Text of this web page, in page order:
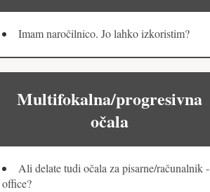
Imam naročilnico. Jo lahko izkoristim?
Multifokalna/progresivna
očala
Ali delate tudi očala za pisarne/računalnik -
office?